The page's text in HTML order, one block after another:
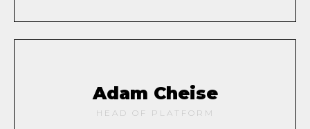
Adam Cheise
HEAD OF PLATFORM